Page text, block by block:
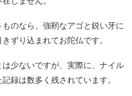
のなら、強靭なアゴと鋭い牙に
ずり込まれてお陀仏です。
少ないですが、実際に、ナイル
録は数多く残されています。